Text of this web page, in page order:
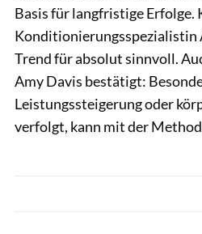
Basis für langfristige Erfolge.
Konditionierungsspezialistin
Trend für absolut sinnvoll.
Amy Davis bestätigt:
Leistungssteigerung oder
verfolgt, kann mit der